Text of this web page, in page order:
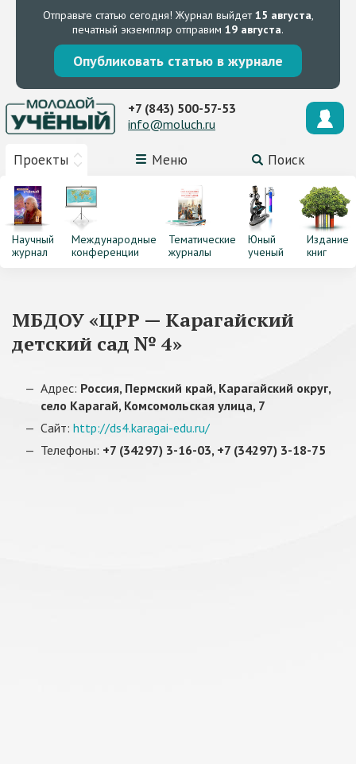
Отправьте статью сегодня! Журнал выйдет15 августа,
печатный экземпляр отправим 19 августа.
Опубликовать статью в журнале
Проекты Меню Поиск
+7 (843) 500-57-53
info@moluch.ru
Научный
журнал
Международные
конференции
Тематические
журналы
Юный
ученый
Издание
книг
МБДОУ «ЦРР — Карагайский
детский сад № 4»
Адрес: Россия, Пермский край, Карагайский округ,
село Карагай, Комсомольская улица, 7
Сайт: http://ds4.karagai-edu.ru/
Телефоны: +7 (34297) 3-16-03, +7 (34297) 3-18-75